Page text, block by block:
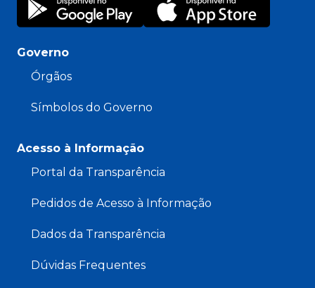
Governo
Órgãos
Símbolos do Governo
Acesso à Informação
Portal da Transparência
Pedidos de Acesso à Informação
Dados da Transparência
Dúvidas Frequentes